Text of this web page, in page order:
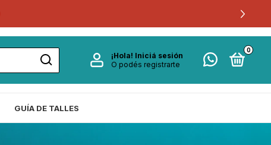
¡Hola! Iniciá sesión
O podés registrarte
0
GUÍA DE TALLES